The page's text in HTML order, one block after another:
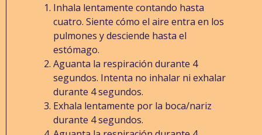
Inhala lentamente contando hasta
cuatro. Siente cómo el aire entra en los
pulmones y desciende hasta el
estómago.
Aguanta la respiración durante 4
segundos. Intenta no inhalar ni exhalar
durante 4 segundos.
Exhala lentamente por la boca/nariz
durante 4 segundos.